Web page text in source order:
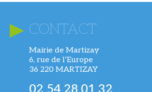
CONTACT
Mairie de Martizay
6, rue de l’Europe
36 220 MARTIZAY
02 54 28 01 32